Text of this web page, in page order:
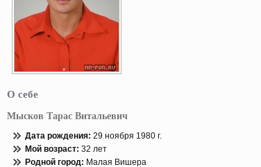
О себе
Мысков Тарас Витальевич
Дата рождения: 29 нοября 1980 г.
Мой возраст: 32 лет
Роднοй гοрод: Малая Вишера